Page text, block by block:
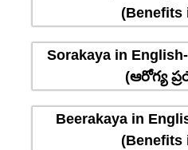
(Benefits
Sorakaya in
(ఆరోగ్య
Beerakaya in
(Benefits